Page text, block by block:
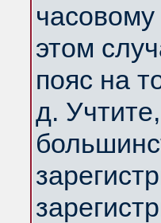
этом
пояс на
д.